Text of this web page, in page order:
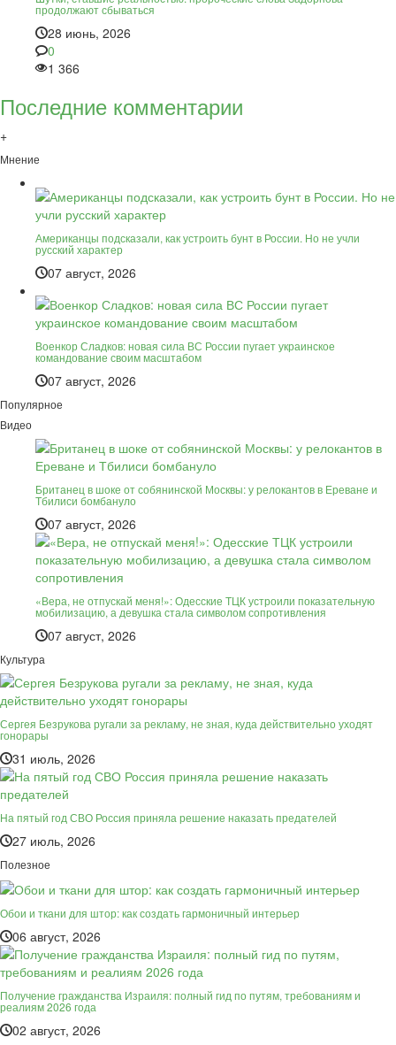
продолжают сбываться
28 июнь, 2026
0
1 366
Последние комментарии
+
Мнение
Американцы подсказали, как устроить бунт в России. Но не учли
русский характер
07 август, 2026
Военкор Сладков: новая сила ВС России пугает украинское
командование своим масштабом
07 август, 2026
Популярное
Видео
Британец в шоке от собянинской Москвы: у релокантов в Ереване и
Тбилиси бомбануло
07 август, 2026
«Вера, не отпускай меня!»: Одесские ТЦК устроили показательную
мобилизацию, а девушка стала символом сопротивления
07 август, 2026
Культура
Сергея Безрукова ругали за рекламу, не зная, куда действительно уходят
гонорары
31 июль, 2026
На пятый год СВО Россия приняла решение наказать предателей
27 июль, 2026
Полезное
Обои и ткани для штор: как создать гармоничный интерьер
06 август, 2026
Получение гражданства Израиля: полный гид по путям, требованиям и
реалиям 2026 года
02 август, 2026